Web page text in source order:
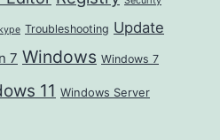
Troubleshooting Update
7 Windows Windows 7
11 Windows Server